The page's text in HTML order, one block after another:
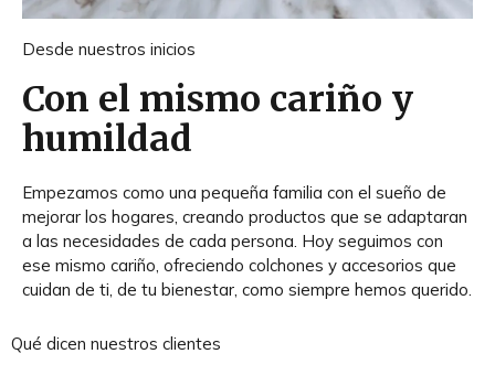
Desde nuestros inicios
Con el mismo cariño y
humildad
Empezamos como una pequeña familia con el sueño de
mejorar los hogares, creando productos que se adaptaran
a las necesidades de cada persona. Hoy seguimos con
ese mismo cariño, ofreciendo colchones y accesorios que
cuidan de ti, de tu bienestar, como siempre hemos querido.
Qué dicen nuestros clientes